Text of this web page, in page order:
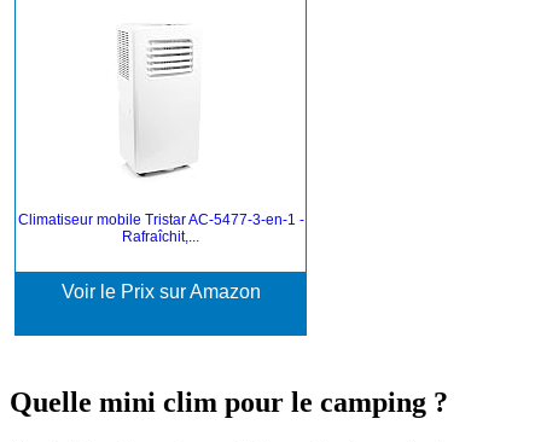
Climatiseur mobile Tristar AC-5477-3-en-1 -
Rafraîchit,...
Voir le Prix sur Amazon
Quelle mini clim pour le camping ?